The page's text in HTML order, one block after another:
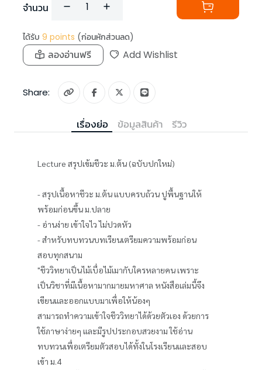
จำนวน
ได้รับ 9 points (ก่อนหักส่วนลด)
ลองอ่านฟรี Add Wishlist
Share:
เรื่องย่อ ข้อมูลสินค้า รีวิว
Lecture สรุปเข้มชีวะ ม.ต้น (ฉบับปกใหม่)
- สรุปเนื้อหาชีวะ ม.ต้น แบบครบถ้วน ปูพื้นฐานให้
พร้อมก่อนขึ้น ม.ปลาย
- อ่านง่าย เข้าใจไว ไม่ปวดหัว
- สำหรับทบทวนบทเรียนเตรียมความพร้อมก่อน
สอบทุกสนาม
"ชีววิทยาเป็นไม้เบื่อไม้เมากับใครหลายคน เพราะ
เป็นวิชาที่มีเนื้อหามากมายมหาศาล หนังสือเล่มนี้จึง
เขียนและออกแบบมาเพื่อให้น้องๆ
สามารถทำความเข้าใจชีววิทยาได้ด้วยตัวเอง ด้วยการ
ใช้ภาษาง่ายๆ และมีรูปประกอบสวยงาม ใช้อ่าน
ทบทวนเพื่อเตรียมตัวสอบได้ทั้งในโรงเรียนและสอบ
เข้า ม.4